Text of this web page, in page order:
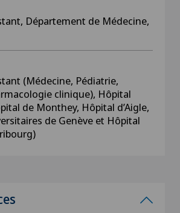
Département de Médecine,
(Médecine, Pédiatrie,
clinique), Hôpital
de Monthey, Hôpital d’Aigle,
de Genève et Hôpital